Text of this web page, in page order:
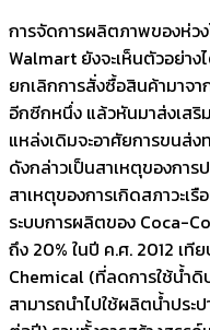
การจัดการผลิตภาพของห่ว
Walmart ยังจะเห็นตัวอย่า
ยกเลิกการสั่งซื้อสินค้ามาจ
อีกซีกหนึ่ง แล้วหันมาส่งเสริ
แหล่งเดิมจะอาศัยการขนส่
ดังกล่าวเป็นสาเหตุของกา
สาเหตุของการเกิดสภาวะเ
ระบบการผลิตของ Coca-
ถึง 20% ในปี ค.ศ. 2012 เที
Chemical (ที่ลดการใช้น้ำ
สามารถนำไปใช้ผลิตน้ำปร